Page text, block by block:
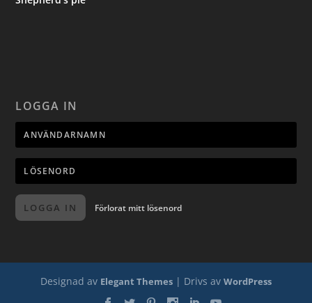
LOGGA IN
LOGGA IN Förlorat mitt lösenord
Designad av Elegant Themes | Drivs av WordPress